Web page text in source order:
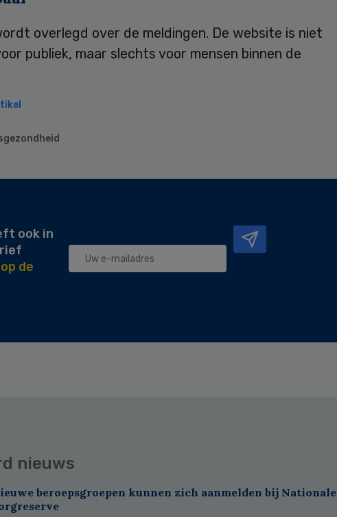
overlegd over de meldingen. De website is niet
publiek, maar slechts voor mensen binnen de
ook in
de
nieuws
beroepsgroepen kunnen zich aanmelden bij Nationale